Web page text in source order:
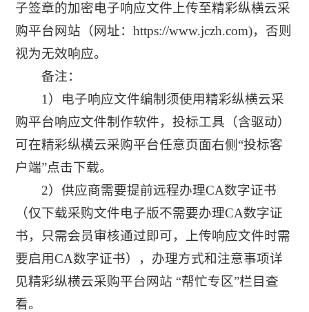
子签章的加密电子响应文件上传至精彩纵横云采
购平台网站（网址：https://www.jczh.com)，否则
视为无效响应。
备注：
1）电子响应文件编制须使用精彩纵横云采
购平台响应文件制作软件，投标工具（含驱动）
可在精彩纵横云采购平台任意页面右侧“投标客
户端”点击下载。
2）供应商需要提前远程办理CA数字证书
（仅下载采购文件电子版不需要办理CA数字证
书，只需会员审核通过即可，上传响应文件时需
要启用CA数字证书），办理方式和注意事项详
见精彩纵横云采购平台网站 “帮忙专区”栏目查
看。